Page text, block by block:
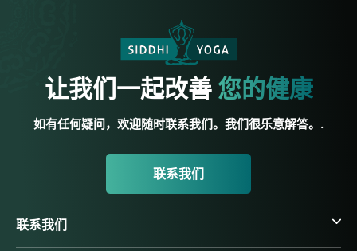
让我们一起改善 您的健康
如有任何疑问，欢迎随时联系我们。我们很乐意解答。.
联系我们
联系我们